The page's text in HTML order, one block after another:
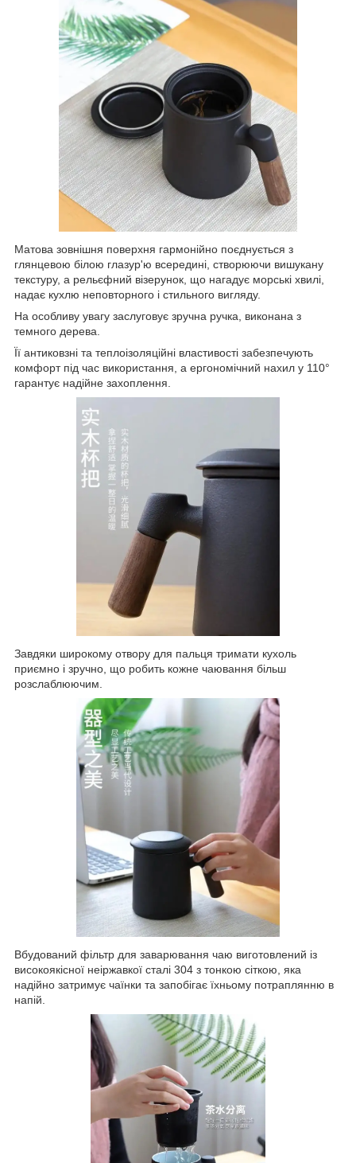
Матова зовнішня поверхня гармонійно поєднується з
глянцевою білою глазур'ю всередині, створюючи вишукану
текстуру, а рельєфний візерунок, що нагадує морські хвилі,
надає кухлю неповторного і стильного вигляду.
На особливу увагу заслуговує зручна ручка, виконана з
темного дерева.
Її антиковзні та теплоізоляційні властивості забезпечують
комфорт під час використання, а ергономічний нахил у 110°
гарантує надійне захоплення.
Завдяки широкому отвору для пальця тримати кухоль
приємно і зручно, що робить кожне чаювання більш
розслаблюючим.
Вбудований фільтр для заварювання чаю виготовлений із
високоякісної неіржавкої сталі 304 з тонкою сіткою, яка
надійно затримує чаїнки та запобігає їхньому потраплянню в
напій.